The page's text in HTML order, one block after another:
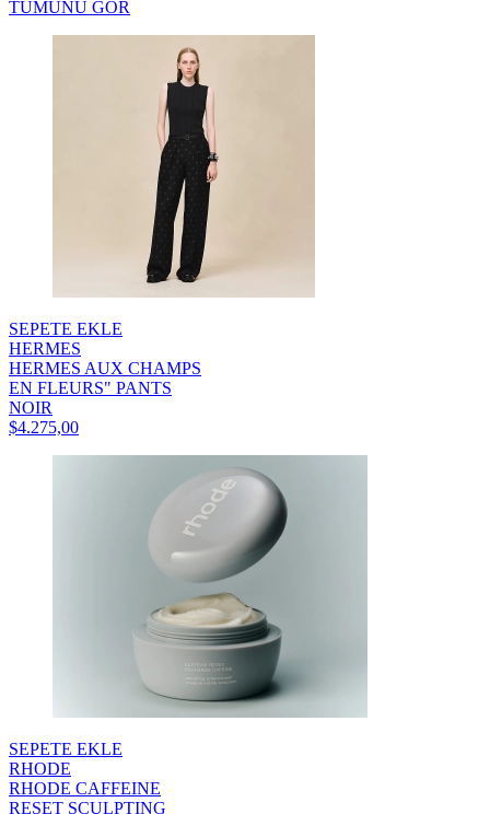
TÜMÜNÜ GÖR
SEPETE EKLE
HERMES
HERMES AUX CHAMPS
EN FLEURS" PANTS
NOIR
$4.275,00
SEPETE EKLE
RHODE
RHODE CAFFEINE
RESET SCULPTING